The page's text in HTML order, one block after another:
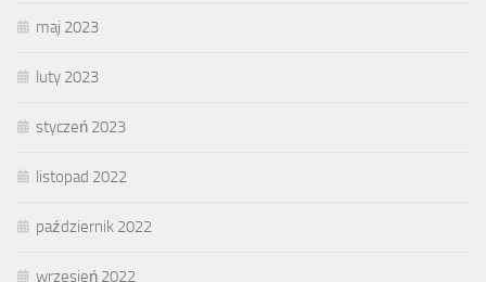
maj 2023
luty 2023
styczeń 2023
listopad 2022
październik 2022
wrzesień 2022